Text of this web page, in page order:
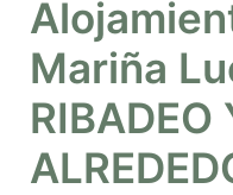
Mariña
RIBADEO